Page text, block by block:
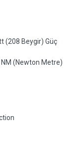
(208 Beygir) Güç
(Newton Metre)